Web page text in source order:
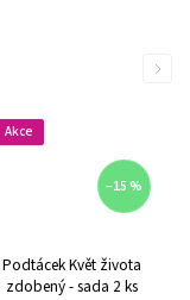
Akce
–15 %
Podtácek Květ života
zdobený - sada 2 ks
Next